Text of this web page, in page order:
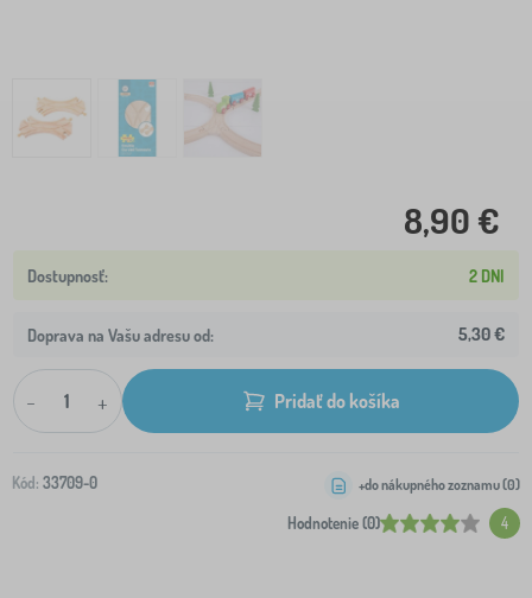
8,90 €
2 DNI
Doprava na Vašu adresu od: 5,30 €
- + Pridať do košíka
Kód: 33709-0
Hodnotenie (0) 4
+do nákupného zoznamu (0)